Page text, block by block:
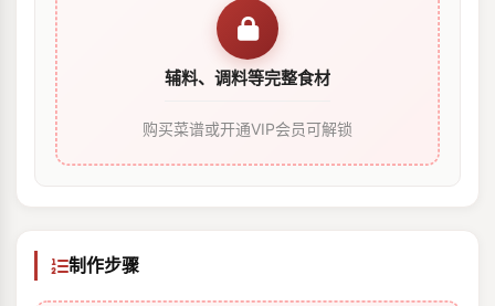
辅料、调料等完整食材
购买菜谱或开通VIP会员可解锁
制作步骤